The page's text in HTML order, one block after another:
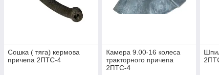
Сошка ( тяга) кермова
причепа 2ПТС-4
Камера 9.00-16 колеса
тракторного причепа
2ПТС-4